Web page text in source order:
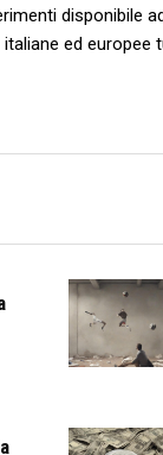
disponibile
ed europee